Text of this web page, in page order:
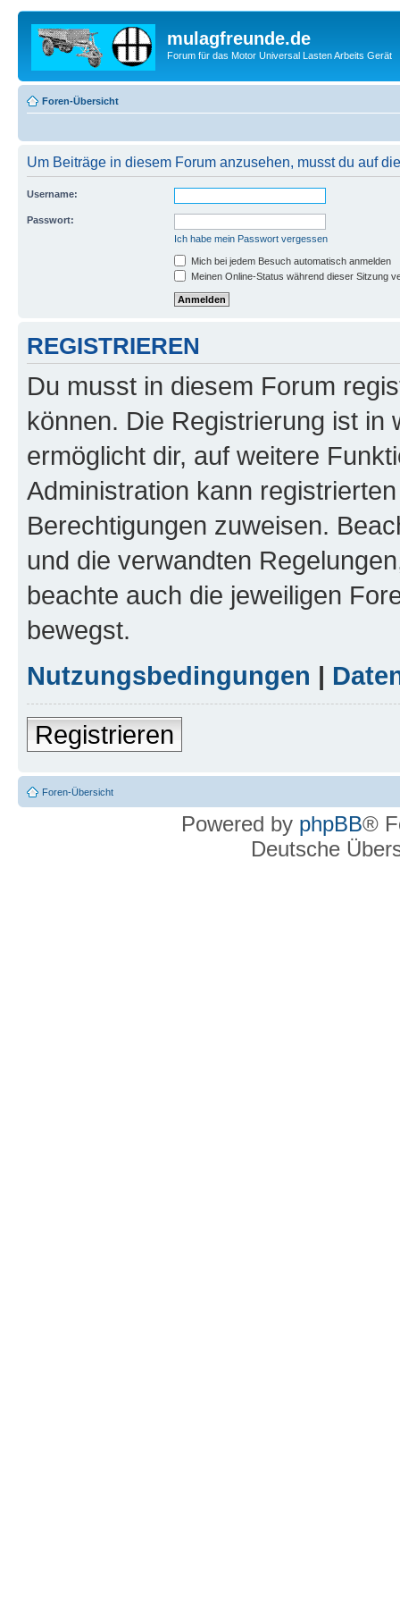
mulagfreunde.de
Forum für das Motor Universal Lasten Arbeits Gerät
Foren-Übersicht
Um Beiträge in diesem Forum anzusehen, musst du auf
Username:
Passwort:
Ich habe mein Passwort vergessen
Mich bei jedem Besuch automatisch anmelden
Meinen Online-Status während dieser Sitzung
REGISTRIEREN
Du musst in diesem Forum
können. Die Registrierung ist in
ermöglicht dir, auf weitere
Administration kann
Berechtigungen zuweisen.
und die verwandten
beachte auch die jeweiligen
bewegst.
Nutzungsbedingungen |
Registrieren
Foren-Übersicht
Powered by phpBB®
Deutsche